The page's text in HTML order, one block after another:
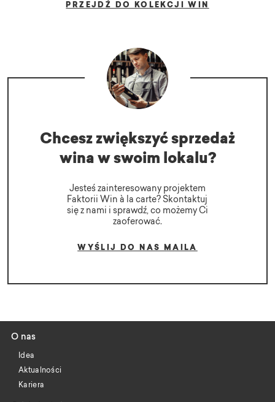
PRZEJDŹ DO KOLEKCJI WIN
Chcesz zwiększyć sprzedaż
wina w swoim lokalu?
Jesteś zainteresowany projektem
Faktorii Win à la carte? Skontaktuj
się z nami i sprawdź, co możemy Ci
zaoferować.
WYŚLIJ DO NAS MAILA
O nas
Idea
Aktualności
Kariera